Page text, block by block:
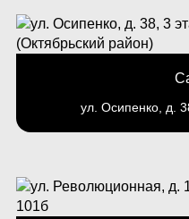
ул. Осипенко, д.